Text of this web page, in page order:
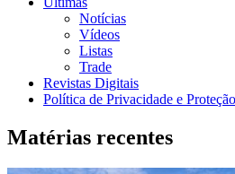
Notícias
Vídeos
Listas
Trade
Revistas Digitais
Política de Privacidade e
Matérias recentes